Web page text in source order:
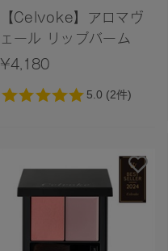
【Celvoke】アロマヴ
ェール リップバーム
¥4,180